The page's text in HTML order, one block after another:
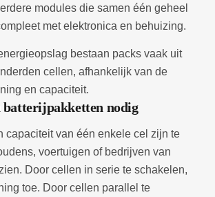
modules die samen één geheel
met elektronica en behuizing.
bestaan packs vaak uit
cellen, afhankelijk van de
en capaciteit.
nodig
capaciteit van één enkele cel zijn te
voertuigen of bedrijven van
Door cellen in serie te schakelen,
toe. Door cellen parallel te